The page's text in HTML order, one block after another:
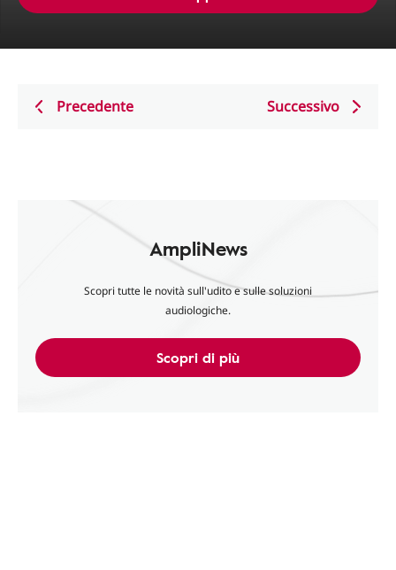
Precedente Successivo
AmpliNews
Scopri tutte le novità sull'udito e sulle soluzioni
audiologiche.
Scopri di più